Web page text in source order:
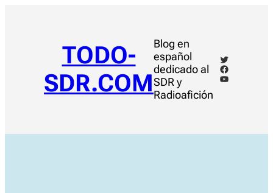
TODO-
SDR.COM
Blog en
español
dedicado al
SDR y
Radioafición
Twitter
Facebook
YouTube